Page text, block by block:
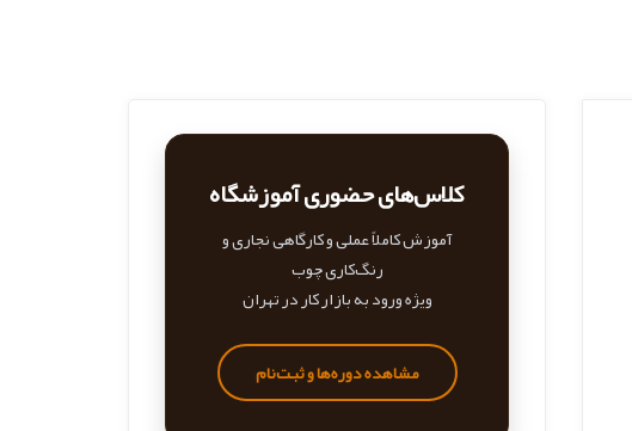
کلاس‌های حضوری آموزشگاه
آموزش کاملاً عملی و کارگاهی نجاری و
رنگ‌کاری چوب
ویژه ورود به بازار کار در تهران
مشاهده دوره‌ها و ثبت‌نام